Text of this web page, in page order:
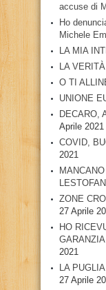
accuse di
Ho
Michele
LA MIA
LA
O TI
UNIONE
DECARO,
Aprile 2021
COVID,
2021
ZONE
27 Aprile
HO
2021
LA
27 Aprile